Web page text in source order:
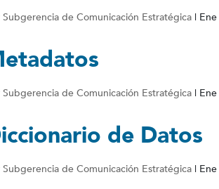
Subgerencia de Comunicación Estratégica |
Subgerencia de Comunicación Estratégica |
de Datos
Subgerencia de Comunicación Estratégica |